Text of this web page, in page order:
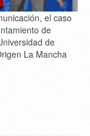
el caso
de
de
La Mancha